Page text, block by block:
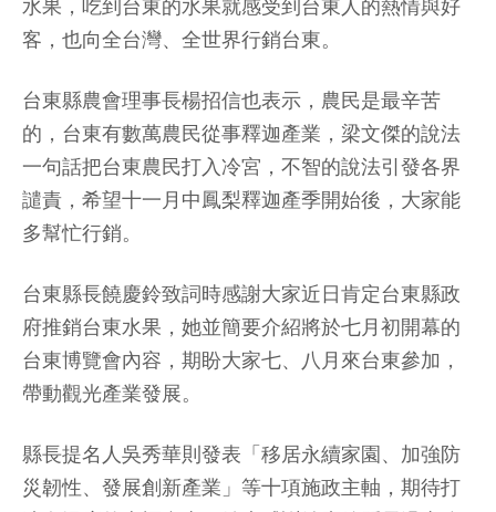
水果，吃到台東的水果就感受到台東人的熱情與好
客，也向全台灣、全世界行銷台東。
台東縣農會理事長楊招信也表示，農民是最辛苦
的，台東有數萬農民從事釋迦產業，梁文傑的說法
一句話把台東農民打入冷宮，不智的說法引發各界
譴責，希望十一月中鳳梨釋迦產季開始後，大家能
多幫忙行銷。
台東縣長饒慶鈴致詞時感謝大家近日肯定台東縣政
府推銷台東水果，她並簡要介紹將於七月初開幕的
台東博覽會內容，期盼大家七、八月來台東參加，
帶動觀光產業發展。
縣長提名人吳秀華則發表「移居永續家園、加強防
災韌性、發展創新產業」等十項施政主軸，期待打